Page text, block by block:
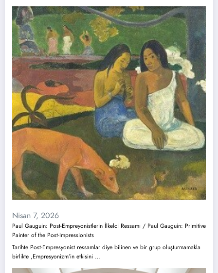
Nisan 7, 2026
Paul Gauguin: Post-Empreyonistlerin İlkelci Ressamı / Paul Gauguin: Primitive
Painter of the Post-Impressionists
Tarihte Post-Empresyonist ressamlar diye bilinen ve bir grup oluşturmamakla
birlikte ,Empresyonizm’in etkisini …